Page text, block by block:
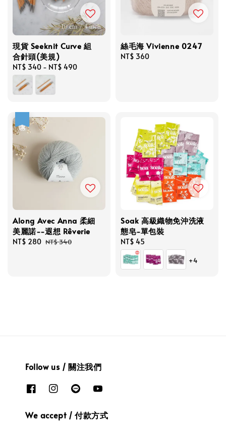
現貨 Seeknit Curve 組
合針頭(美規)
Regular
price
NT$ 340 - NT$ 490
絲毛海 Vivienne 0247
Regular
NT$ 360
Along Avec Anna 柔細
美麗諾--遐想 Rêverie
Sale
NT$ 280 Regular
NT$ 340
Soak 高級織物免沖洗液
態皂-單包裝
Regular
price
NT$ 45
+4
Follow us / 關注我們
We accept / 付款方式